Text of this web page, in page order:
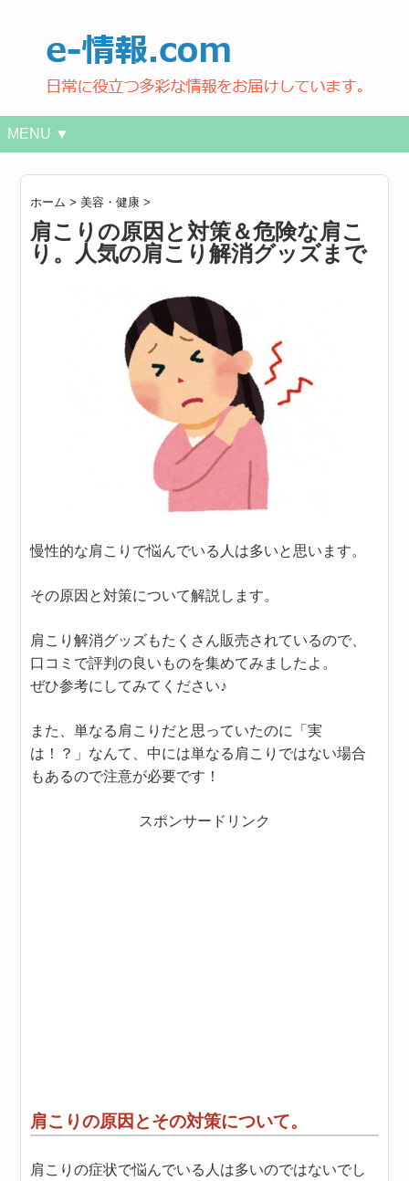
MENU ▼
ホーム >美容・健康 >
肩こりの原因と対策＆危険な肩こ
り。人気の肩こり解消グッズまで
慢性的な肩こりで悩んでいる人は多いと思います。
その原因と対策について解説します。
肩こり解消グッズもたくさん販売されているので、
口コミで評判の良いものを集めてみましたよ。
ぜひ参考にしてみてください♪
また、単なる肩こりだと思っていたのに「実
は！？」なんて、中には単なる肩こりではない場合
もあるので注意が必要です！
スポンサードリンク
肩こりの原因とその対策について。
肩こりの症状で悩んでいる人は多いのではないでし